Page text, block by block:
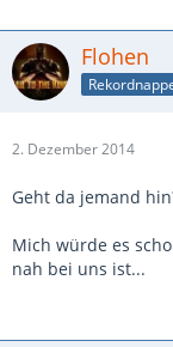
Flohen
2. Dezember 2014
Geht da jemand
Mich würde es
nah bei uns ist...